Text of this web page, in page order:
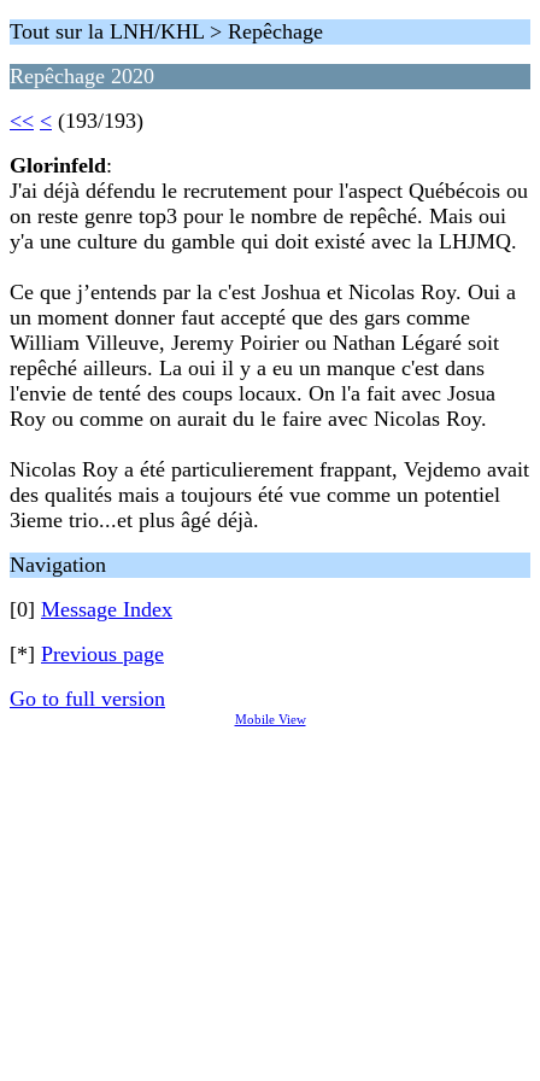
Tout sur la LNH/KHL > Repêchage
Repêchage 2020
<< < (193/193)
Glorinfeld:
J'ai déjà défendu le recrutement pour l'aspect Québécois ou
on reste genre top3 pour le nombre de repêché. Mais oui
y'a une culture du gamble qui doit existé avec la LHJMQ.
Ce que j’entends par la c'est Joshua et Nicolas Roy. Oui a
un moment donner faut accepté que des gars comme
William Villeuve, Jeremy Poirier ou Nathan Légaré soit
repêché ailleurs. La oui il y a eu un manque c'est dans
l'envie de tenté des coups locaux. On l'a fait avec Josua
Roy ou comme on aurait du le faire avec Nicolas Roy.
Nicolas Roy a été particulierement frappant, Vejdemo avait
des qualités mais a toujours été vue comme un potentiel
3ieme trio...et plus âgé déjà.
Navigation
[0] Message Index
[*] Previous page
Go to full version
Mobile View